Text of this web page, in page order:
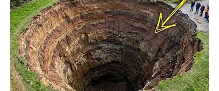
oslobađa.
Na poslovnom planu otvara se nova mogućnost kroz
razgovor, poruku ili poziv. U ljubavi – prestajete da
nagađate. Ili se veza produbljuje, ili se jasno vidi da je
vreme za novi put. U oba slučaja – vi dobijate.